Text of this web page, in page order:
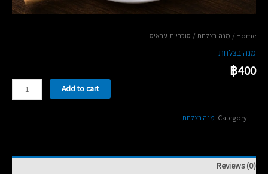
Home
/ מנה בצלחת / סוכריות עראיס
מנה בצלחת
฿400
עראיס
quantity
Add to cart
Category: מנה בצלחת
Reviews (0)